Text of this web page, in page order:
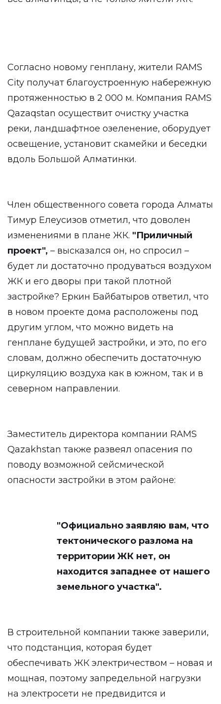
Согласно новому генплану, жители RAMS
Сity получат благоустроенную набережную
протяженностью в 2 000 м. Компания RAMS
Qazaqstan осуществит очистку участка
реки, ландшафтное озеленение, оборудует
освещение, установит скамейки и беседки
вдоль Большой Алматинки.
Член общественного совета города Алматы
Тимур Елеусизов отметил, что доволен
изменениями в плане ЖК. "Приличный
проект", – высказался он, но спросил –
будет ли достаточно продуваться воздухом
ЖК и его дворы при такой плотной
застройке? Еркин Байбатыров ответил, что
в новом проекте дома расположены под
другим углом, что можно видеть на
генплане будущей застройки, и это, по его
словам, должно обеспечить достаточную
циркуляцию воздуха как в южном, так и в
северном направлении.
Заместитель директора компании RAMS
Qazakhstan также развеял опасения по
поводу возможной сейсмической
опасности застройки в этом районе:
"Официально заявляю вам, что
тектонического разлома на
территории ЖК нет, он
находится западнее от нашего
земельного участка".
В строительной компании также заверили,
что подстанция, которая будет
обеспечивать ЖК электричеством – новая и
мощная, поэтому запредельной нагрузки
на электросети не предвидится и